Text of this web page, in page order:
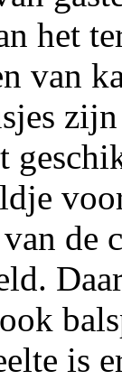
het
van
de
is